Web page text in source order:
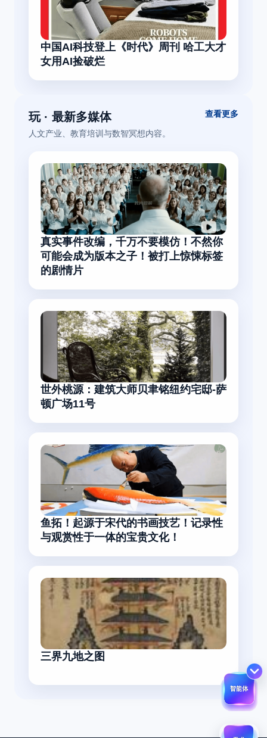
中国AI科技登上《时代》周刊 哈工大才
女用AI捡破烂
玩 · 最新多媒体
人文产业、教育培训与数智冥想内容。
查看更多
真实事件改编，千万不要模仿！不然你
可能会成为版本之子！被打上惊悚标签
的剧情片
世外桃源：建筑大师贝聿铭纽约宅邸-萨
顿广场11号
鱼拓！起源于宋代的书画技艺！记录性
与观赏性于一体的宝贵文化！
三界九地之图